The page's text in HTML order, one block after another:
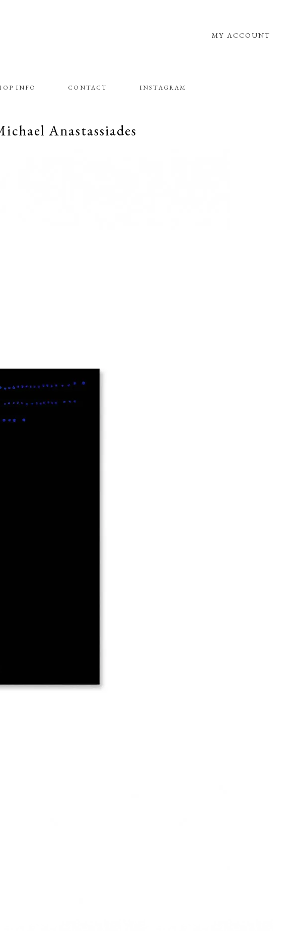
MY ACCOUNT
INFO CONTACT INSTAGRAM
Anastassiades